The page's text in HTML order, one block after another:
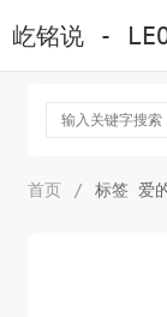
屹铭说 -
首页 / 标签 爱